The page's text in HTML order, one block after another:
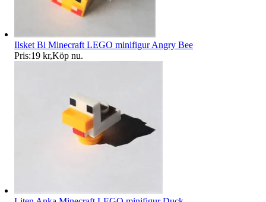
Ilsket Bi Minecraft LEGO minifigur Angry Bee
Pris:19 kr,Köp nu.